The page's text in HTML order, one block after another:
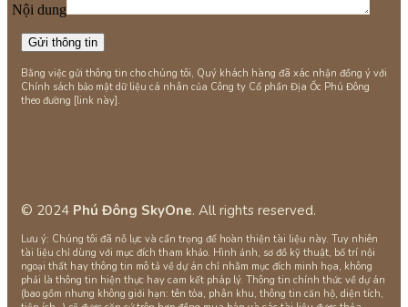
Nội dung
Bằng việc gửi thông tin cho chúng tôi, Quý khách hàng đã xác nhận đồng ý với
Chính sách bảo mật dữ liệu cá nhân của Công ty Cổ phần Địa Ốc Phú Đông
theo đường [link này].
© 2024 Phú Đông SkyOne. All rights reserved.
Lưu ý: Chúng tôi đã nỗ lực và cẩn trọng để hoàn thiện tài liệu này. Tuy nhiên
tài liệu chỉ dùng với mục đích tham khảo. Hình ảnh, sơ đồ kỹ thuật, bố trí nội
ngoại thất hay thông tin mô tả về dự án chỉ nhằm mục đích minh họa, không
phải là thông tin hiện thực hay cam kết pháp lý. Thông tin chính thức về dự án
(bao gồm nhưng không giới hạn: tên tòa, phân khu, thông tin căn hộ, diện tích,